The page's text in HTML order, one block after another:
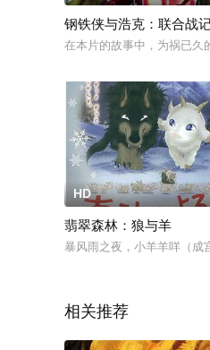
钢铁侠与浩克：联合战
在本片的故事中，为祸已久
HD
翡翠森林：狼与羊
暴风雨之夜，小羊羊咩（成
相关推荐